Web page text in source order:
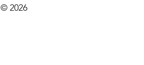
© 2026